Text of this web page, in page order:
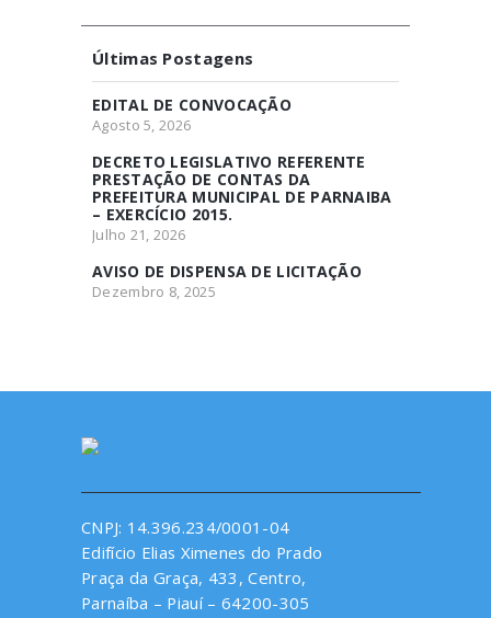
Últimas Postagens
EDITAL DE CONVOCAÇÃO
Agosto 5, 2026
DECRETO LEGISLATIVO REFERENTE
PRESTAÇÃO DE CONTAS DA
PREFEITURA MUNICIPAL DE PARNAIBA
– EXERCÍCIO 2015.
Julho 21, 2026
AVISO DE DISPENSA DE LICITAÇÃO
Dezembro 8, 2025
CNPJ: 14.396.234/0001-04
Edifício Elias Ximenes do Prado
Praça da Graça, 433, Centro,
Parnaíba – Piauí – 64200-305